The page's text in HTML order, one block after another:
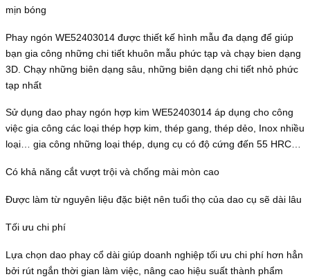
mịn bóng
Phay ngón WE52403014 được thiết kế hình mẫu đa dạng để giúp
bạn gia công những chi tiết khuôn mẫu phức tạp và chạy bien dạng
3D. Chạy những biên dạng sâu, những biên dạng chi tiết nhỏ phức
tạp nhất
Sử dụng dao phay ngón hợp kim WE52403014 áp dụng cho công
việc gia công các loại thép hợp kim, thép gang, thép dẻo, Inox nhiều
loại… gia công những loại thép, dụng cụ có độ cứng đến 55 HRC…
Có khả năng cắt vượt trội và chống mài mòn cao
Được làm từ nguyên liệu đặc biệt nên tuổi thọ của dao cụ sẽ dài lâu
Tối ưu chi phí
Lựa chọn dao phay cổ dài giúp doanh nghiệp tối ưu chi phí hơn hẳn
bởi rút ngắn thời gian làm việc, nâng cao hiệu suất thành phẩm